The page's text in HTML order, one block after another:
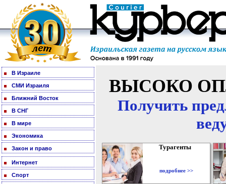
В Израиле
СМИ Израиля
Ближний Восток
В СНГ
В мире
Экономика
Закон и право
Интернет
Спорт
ВЫСОКО
Получить
Турагенты
подробнее >>